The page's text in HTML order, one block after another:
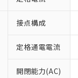
接点構成
定格通電電流
開閉能力(AC)